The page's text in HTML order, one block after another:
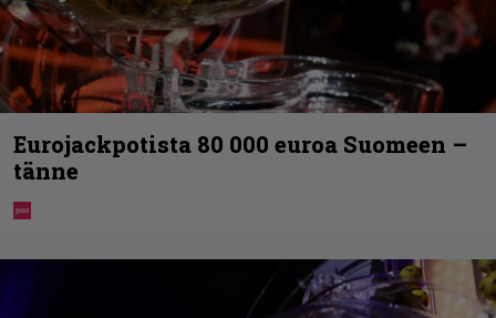
Eurojackpotista 80 000 euroa Suomeen –
tänne